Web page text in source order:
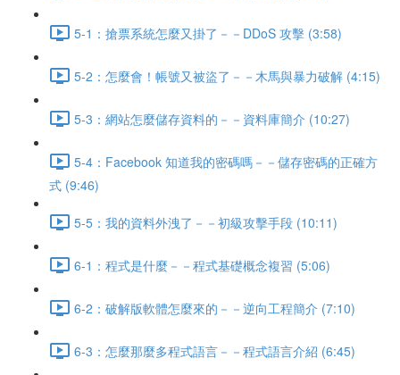
5-1：搶票系統怎麼又掛了－－DDoS 攻擊 (3:58)
5-2：怎麼會！帳號又被盜了－－木馬與暴力破解 (4:15)
5-3：網站怎麼儲存資料的－－資料庫簡介 (10:27)
5-4：Facebook 知道我的密碼嗎－－儲存密碼的正確方
式 (9:46)
5-5：我的資料外洩了－－初級攻擊手段 (10:11)
6-1：程式是什麼－－程式基礎概念複習 (5:06)
6-2：破解版軟體怎麼來的－－逆向工程簡介 (7:10)
6-3：怎麼那麼多程式語言－－程式語言介紹 (6:45)